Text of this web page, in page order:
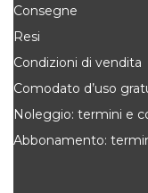
Consegne
Resi
Condizioni di vendita
Comodato d’uso
Noleggio: termini e
Abbonamento: